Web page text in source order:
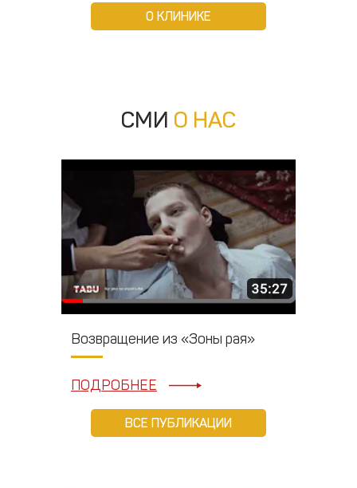
О КЛИНИКЕ
СМИ О НАС
Возвращение из «Зоны рая»
ПОДРОБНЕЕ
ВСЕ ПУБЛИКАЦИИ